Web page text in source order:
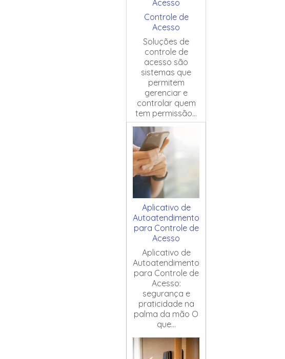
Controle de
Acesso
Soluções de
controle de
acesso são
sistemas que
permitem
gerenciar e
controlar quem
tem permissão...
Aplicativo de
Autoatendimento
para Controle de
Acesso
Aplicativo de
Autoatendimento
para Controle de
Acesso:
segurança e
praticidade na
palma da mão O
que...